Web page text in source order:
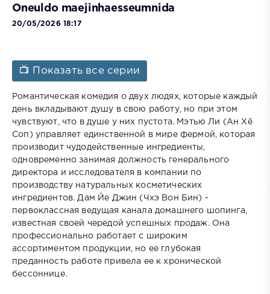
Oneuldo maejinhaesseumnida
20/05/2026 18:17
📺 Показать все серии
Романтическая комедия о двух людях, которые каждый
день вкладывают душу в свою работу, но при этом
чувствуют, что в душе у них пустота. Мэтью Ли (Ан Хё
Соп) управляет единственной в мире фермой, которая
производит чудодейственные ингредиенты,
одновременно занимая должность генерального
директора и исследователя в компании по
производству натуральных косметических
ингредиентов. Дам Йе Джин (Чхэ Вон Бин) -
первоклассная ведущая канала домашнего шопинга,
известная своей чередой успешных продаж. Она
профессионально работает с широким
ассортиментом продукции, но ее глубокая
преданность работе привела ее к хронической
бессоннице.